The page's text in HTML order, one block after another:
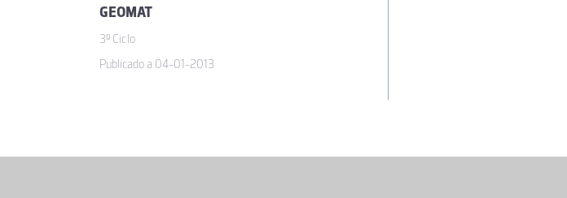
GEOMAT
3º Ciclo
Publicado a 04-01-2013